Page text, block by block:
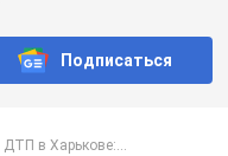
Подписаться
ДТП в Харькове:...